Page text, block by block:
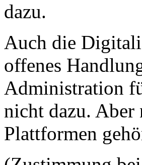
dazu.
Auch die
offenes
Administration
nicht dazu. Aber
Plattformen